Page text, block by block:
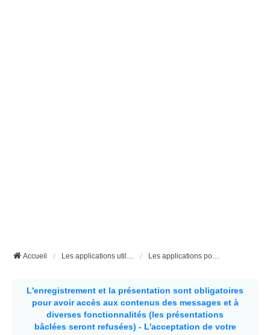
Accueil Les applications utiles pour les fourgons et les camping-cars Les applications pour Android
L'enregistrement et la présentation sont obligatoires
pour avoir accès aux contenus des messages et à
diverses fonctionnalités (les présentations
bâclées seront refusées) - L'acceptation de votre